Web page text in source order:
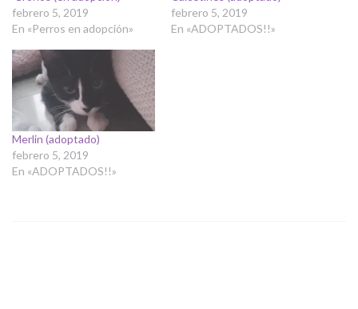
febrero 5, 2019
En «Perros en adopción»
febrero 5, 2019
En «ADOPTADOS!!»
Merlin (adoptado)
febrero 5, 2019
En «ADOPTADOS!!»